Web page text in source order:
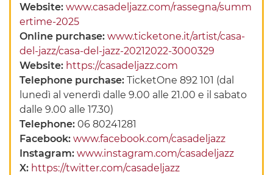
Website:www.casadeljazz.com/rassegna/summ
ertime-2025
Online purchase:www.ticketone.it/artist/casa-
del-jazz/casa-del-jazz-20212022-3000329
Website: https://casadeljazz.com
Telephone purchase:TicketOne 892 101 (dal
lunedì al venerdì dalle 9.00 alle 21.00 e il sabato
dalle 9.00 alle 17.30)
Telephone:06 80241281
Facebook:www.facebook.com/casadeljazz
Instagram:www.instagram.com/casadeljazz
X: https://twitter.com/casadeljazz